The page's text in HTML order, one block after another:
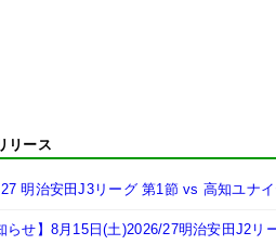
リース
明治安田J3リーグ 第1節 vs 高知ユナ
らせ】8月15日(土)2026/27明治安田J2